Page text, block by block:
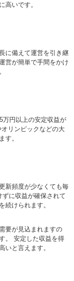
高いです。
に備えて運営を引き継
営が簡単で手間をかけ
万円以上の安定収益が
リンピックなどの大
す。
新頻度が少なくても毎
に収益が確保されて
続けられます。
要が見込まれますの
。 安定した収益を得
いと言えます。